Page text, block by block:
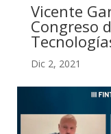
Vicente
Congreso
Dic 2, 2021